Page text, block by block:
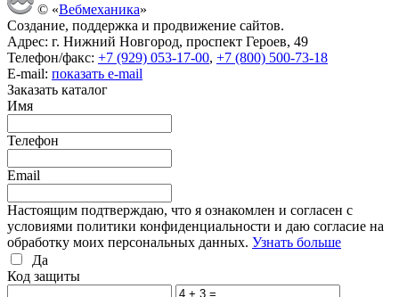
© «Вебмеханика»
Создание, поддержка и продвижение сайтов.
Адрес: г. Нижний Новгород, проспект Героев, 49
Телефон/факс: +7 (929) 053-17-00, +7 (800) 500-73-18
E-mail: показать e-mail
Заказать каталог
Имя
Телефон
Email
Настоящим подтверждаю, что я ознакомлен и согласен с
условиями политики конфиденциальности и даю согласие на
обработку моих персональных данных. Узнать больше
Да
Код защиты